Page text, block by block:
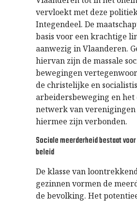
vervloekt met deze
Integendeel. De
basis voor een krachtige
aanwezig in Vlaanderen.
hiervan zijn de massale
bewegingen
de christelijke en
arbeidersbeweging en het
netwerk van verenigingen
hiermee zijn verbonden.
Sociale meerderheid bestaat
beleid
De klasse van
gezinnen vormen de
de bevolking. Het